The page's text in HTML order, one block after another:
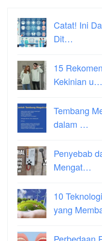
Catat! Ini
Dit…
15
Kekinian u…
Tembang
dalam …
Penyebab
Mengat…
10
yang
Perbedaan